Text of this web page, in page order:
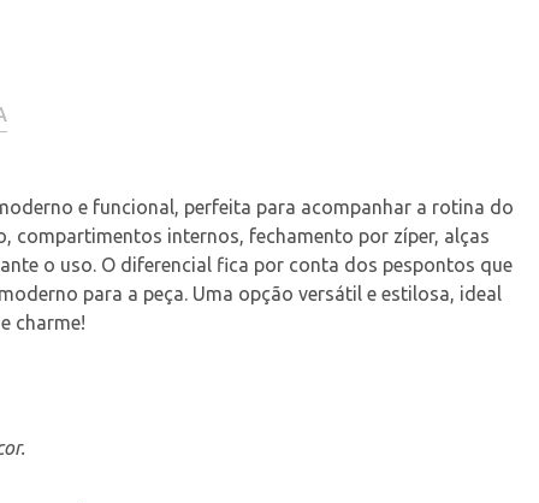
e funcional, perfeita para acompanhar a rotina do
compartimentos internos, fechamento por zíper, alças
o uso. O diferencial fica por conta dos pespontos que
para a peça. Uma opção versátil e estilosa, ideal
charme!